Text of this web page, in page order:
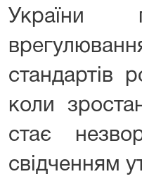
України
стандартів
коли
стає
свідченням